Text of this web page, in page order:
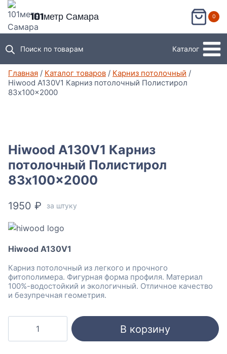
Перейти
содержимому
101метр Самара 0
Поиск по товарам Каталог
Главная / Каталог товаров / Карниз потолочный /
Hiwood A130V1 Карниз потолочный Полистирол
83x100x2000
Hiwood A130V1 Карниз
потолочный Полистирол
83x100x2000
1950 ₽ за штуку
Hiwood A130V1
Карниз потолочный из легкого и прочного
фитополимера. Фигурная форма профиля. Материал
100%-водостойкий и экологичный. Отличное качество
и безупречная геометрия.
В корзину